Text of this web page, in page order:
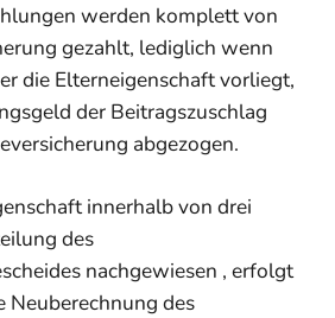
werden komplett von
gezahlt, lediglich wenn
die Elterneigenschaft vorliegt,
der Beitragszuschlag
abgezogen.
innerhalb von drei
des
nachgewiesen , erfolgt
Neuberechnung des